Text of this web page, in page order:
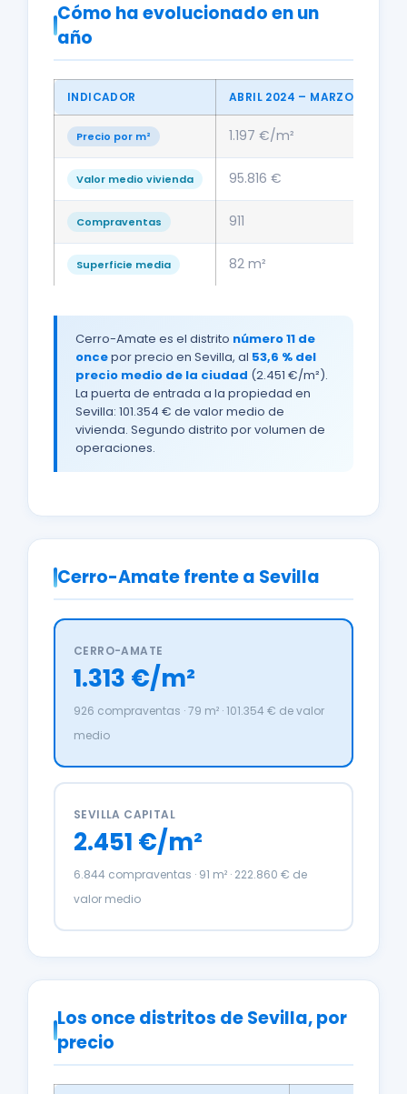
Cómo ha evolucionado en un
año
INDICADOR ABRIL 2024 – MARZO 2025
Precio por m² 1.197 €/m²
Valor medio vivienda 95.816 €
Compraventas 911
Superficie media 82 m²
Cerro-Amate es el distrito número 11 de
oncepor precio en Sevilla, al 53,6 % del
precio medio de la ciudad (2.451 €/m²).
La puerta de entrada a la propiedad en
Sevilla: 101.354 € de valor medio de
vivienda. Segundo distrito por volumen de
operaciones.
Cerro-Amate frente a Sevilla
CERRO-AMATE
1.313 €/m²
926 compraventas · 79 m² · 101.354 € de valor
medio
SEVILLA CAPITAL
2.451 €/m²
6.844 compraventas · 91 m² · 222.860 € de
valor medio
Los once distritos de Sevilla, por
precio